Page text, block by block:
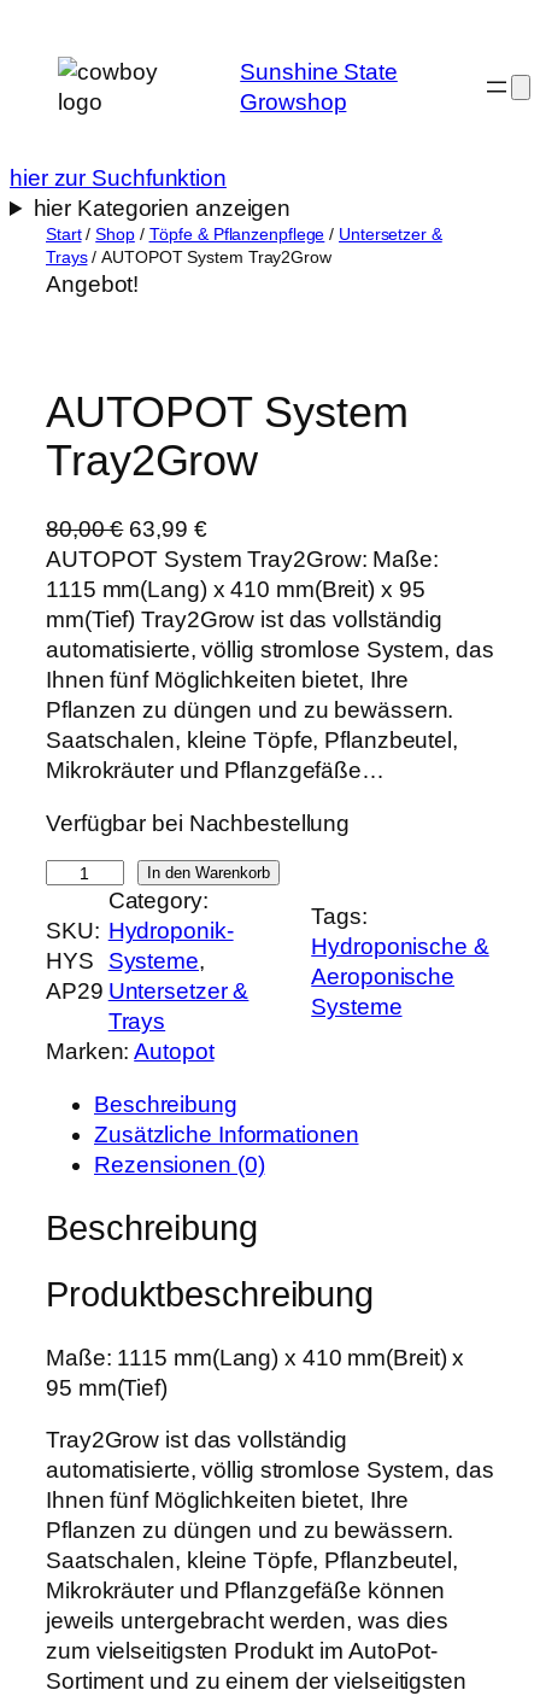
Inhalt
springen
Sunshine State
Growshop
hier zur Suchfunktion
hier Kategorien anzeigen
Start/Shop/ Töpfe & Pflanzenpflege / Untersetzer &
Trays/ AUTOPOT System Tray2Grow
Angebot!
AUTOPOT System
Tray2Grow
80,00€ U
r
s
p
r
ü
n
g
l
c
h
e
r
P
r
e
w
a
r
8
,
0
€
63,99 €A
k
t
u
e
l
l
e
r
r
e
i
s
s
:
3
,
9
.
AUTOPOT System Tray2Grow: Maße:
1115 mm(Lang) x 410 mm(Breit) x 95
mm(Tief) Tray2Grow ist das vollständig
automatisierte, völlig stromlose System, das
Ihnen fünf Möglichkeiten bietet, Ihre
Pflanzen zu düngen und zu bewässern.
Saatschalen, kleine Töpfe, Pflanzbeutel,
Mikrokräuter und Pflanzgefäße…
Verfügbar bei Nachbestellung
T
O
P
T
m
y
2
o
w
M
e
n
g
e
In den Warenkorb
SKU:
HYS
AP29
Category:
Hydroponik-
Systeme
Untersetzer &
Trays
Tags:
Hydroponische &
Aeroponische
Systeme
Marken:Autopot
Beschreibung
Zusätzliche Informationen
Rezensionen (0)
Beschreibung
Produktbeschreibung
Maße: 1115 mm(Lang) x 410 mm(Breit) x
95 mm(Tief)
Tray2Grow ist das vollständig
automatisierte, völlig stromlose System, das
Ihnen fünf Möglichkeiten bietet, Ihre
Pflanzen zu düngen und zu bewässern.
Saatschalen, kleine Töpfe, Pflanzbeutel,
Mikrokräuter und Pflanzgefäße können
jeweils untergebracht werden, was dies
zum vielseitigsten Produkt im AutoPot-
Sortiment und zu einem der vielseitigsten